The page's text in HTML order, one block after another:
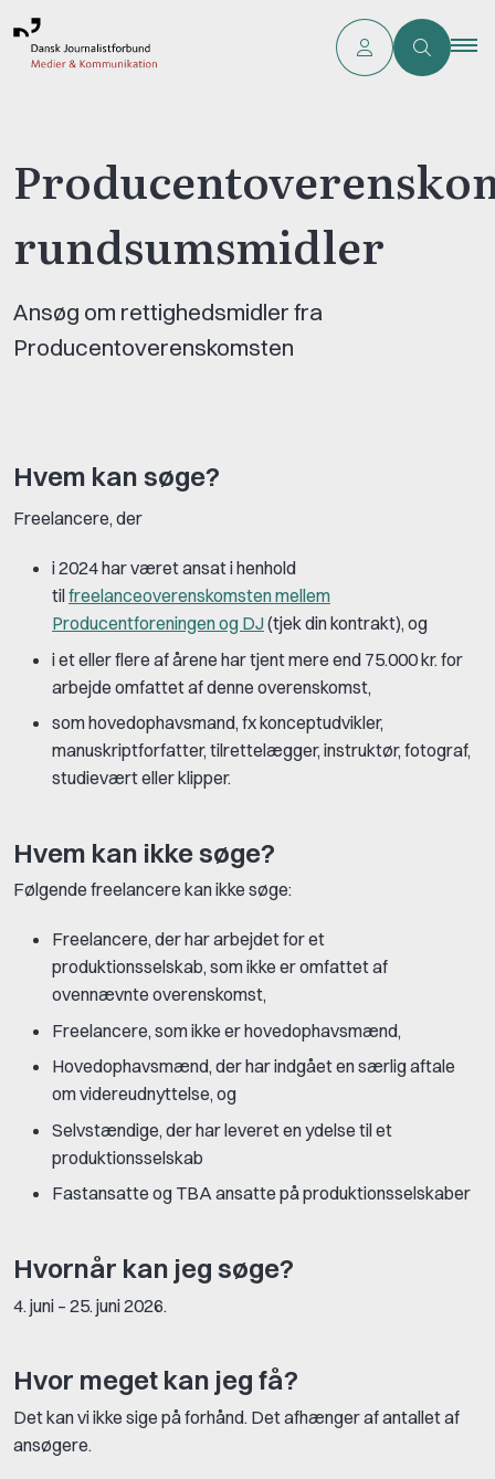
rundsumsmidler
Ansøg om rettighedsmidler fra
Producentoverenskomsten
Hvem kan søge?
Freelancere, der
i 2024 har været ansat i henhold
tilfreelanceoverenskomsten mellem
Producentforeningen og DJ(tjek din kontrakt), og
i et eller flere af årene har tjent mere end 75.000 kr. for
arbejde omfattet af denne overenskomst,
som hovedophavsmand, fx konceptudvikler,
manuskriptforfatter, tilrettelægger, instruktør, fotograf,
studievært eller klipper.
Hvem kan ikke søge?
Følgende freelancere kan ikke søge:
Freelancere, der har arbejdet for et
produktionsselskab, som ikke er omfattet af
ovennævnte overenskomst,
Freelancere, som ikke er hovedophavsmænd,
Hovedophavsmænd, der har indgået en særlig aftale
om videreudnyttelse, og
Selvstændige, der har leveret en ydelse til et
produktionsselskab
Fastansatte og TBA ansatte på produktionsselskaber
Hvornår kan jeg søge?
4. juni – 25. juni 2026.
Hvor meget kan jeg få?
Det kan vi ikke sige på forhånd. Det afhænger af antallet af
ansøgere.